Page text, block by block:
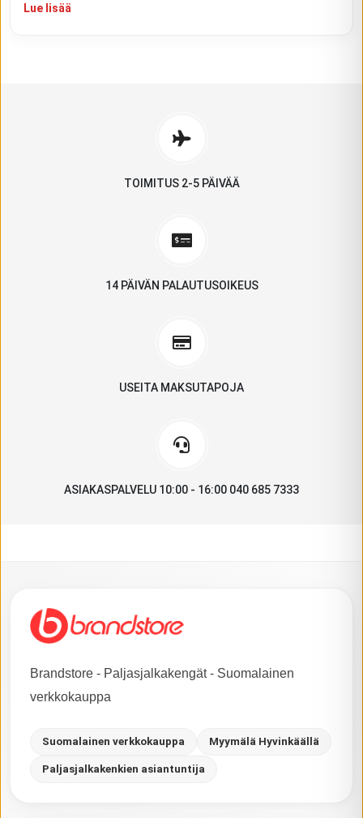
Lue lisää
TOIMITUS 2-5 PÄIVÄÄ
14 PÄIVÄN PALAUTUSOIKEUS
USEITA MAKSUTAPOJA
ASIAKASPALVELU 10:00 - 16:00 040 685 7333
Brandstore - Paljasjalkakengät - Suomalainen
verkkokauppa
Suomalainen verkkokauppa Myymälä Hyvinkäällä
Paljasjalkakenkien asiantuntija